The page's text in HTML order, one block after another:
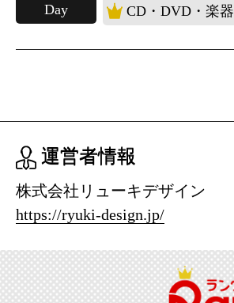
Day CD・DVD・楽
運営者情報
株式会社リューキデザイン
https://ryuki-design.jp/